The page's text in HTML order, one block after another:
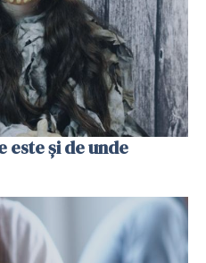
este și de unde